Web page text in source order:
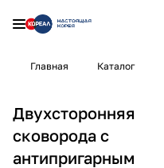
Главная Каталог
Двухсторонняя
сковорода с
антипригарным